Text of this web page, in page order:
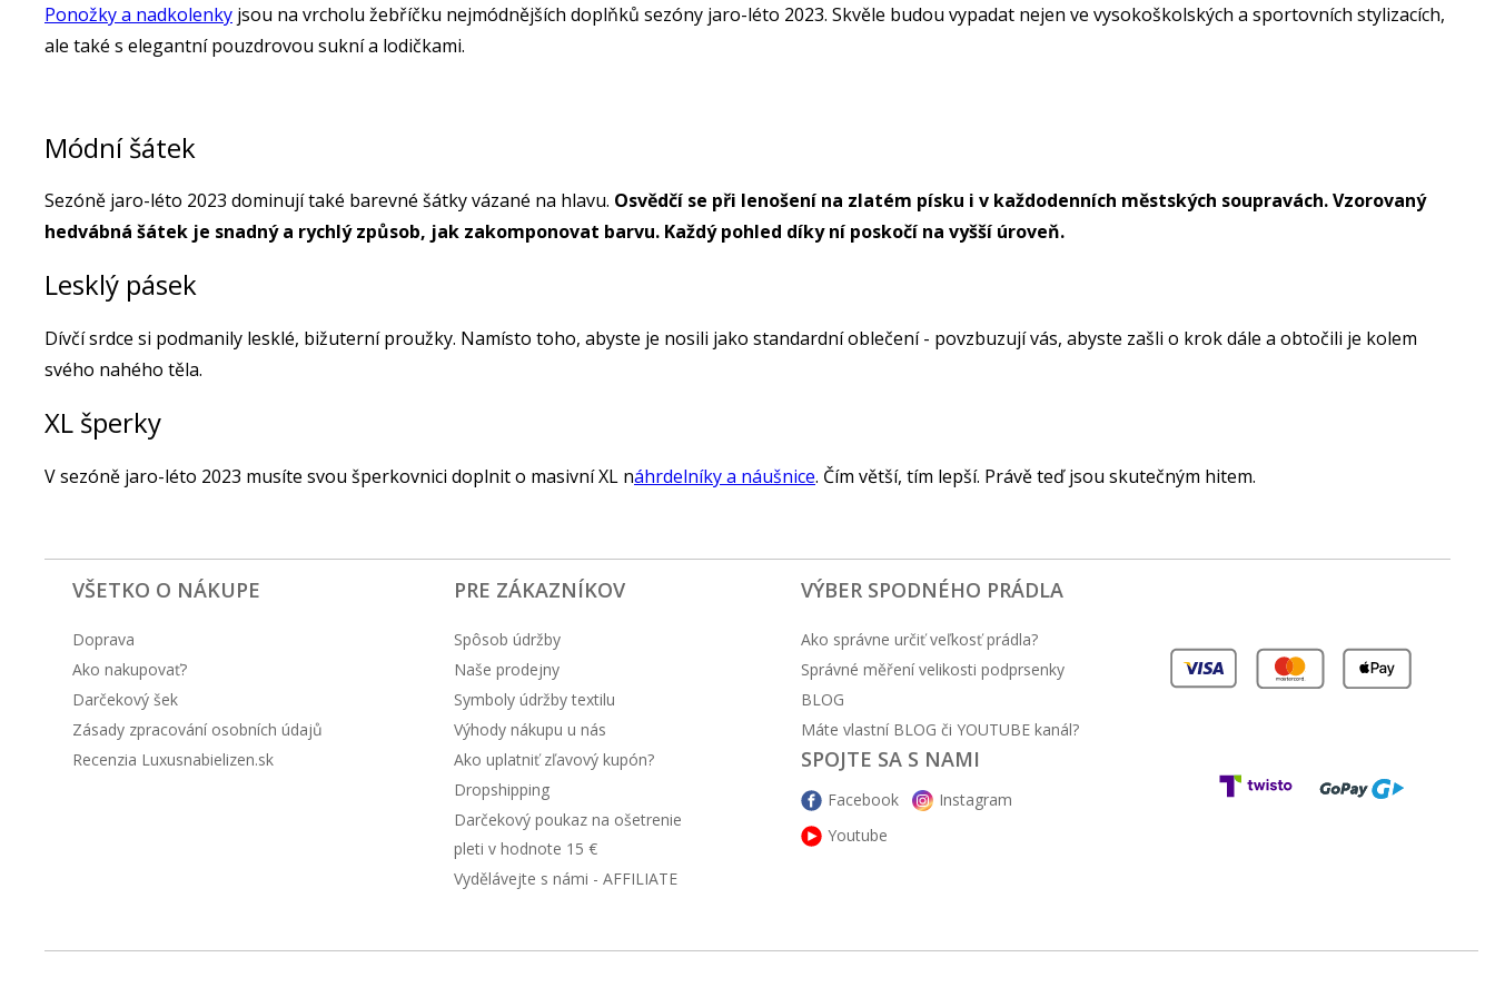
Ponožky a nadkolenky jsou na vrcholu žebříčku nejmódnějších doplňků sezóny jaro-léto 2023. Skvěle budou vypadat nejen ve vysokoškolských a sportovních stylizacích,
ale také s elegantní pouzdrovou sukní a lodičkami.
Módní šátek
Sezóně jaro-léto 2023 dominují také barevné šátky vázané na hlavu. Osvědčí se při lenošení na zlatém písku i v každodenních městských soupravách. Vzorovaný
hedvábná šátek je snadný a rychlý způsob, jak zakomponovat barvu. Každý pohled díky ní poskočí na vyšší úroveň.
Lesklý pásek
Dívčí srdce si podmanily lesklé, bižuterní proužky. Namísto toho, abyste je nosili jako standardní oblečení - povzbuzují vás, abyste zašli o krok dále a obtočili je kolem
svého nahého těla.
XL šperky
V sezóně jaro-léto 2023 musíte svou šperkovnici doplnit o masivní XL náhrdelníky a náušnice. Čím větší, tím lepší. Právě teď jsou skutečným hitem.
VŠETKO O NÁKUPE
Doprava
Ako nakupovať?
Darčekový šek
Zásady zpracování osobních údajů
Recenzia Luxusnabielizen.sk
PRE ZÁKAZNÍKOV
Spôsob údržby
Naše prodejny
Symboly údržby textilu
Výhody nákupu u nás
Ako uplatniť zľavový kupón?
Dropshipping
Darčekový poukaz na ošetrenie
pleti v hodnote 15 €
Vydělávejte s námi - AFFILIATE
VÝBER SPODNÉHO PRÁDLA
Ako správne určiť veľkosť prádla?
Správné měření velikosti podprsenky
BLOG
Máte vlastní BLOG či YOUTUBE kanál?
SPOJTE SA S NAMI
Facebook
Instagram
Youtube